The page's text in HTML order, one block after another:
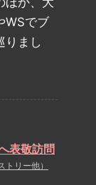
WSでブ
りまし
表敬訪問
トリー他）